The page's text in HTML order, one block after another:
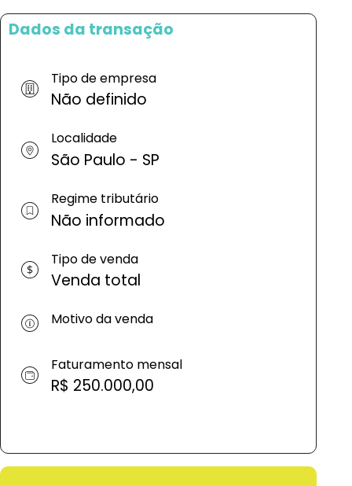
Dados da transação
Tipo de empresa
Não definido
Localidade
São Paulo - SP
Regime tributário
Não informado
Tipo de venda
Venda total
Motivo da venda
Faturamento mensal
R$ 250.000,00